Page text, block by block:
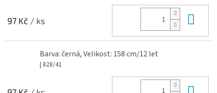
97 Kč / ks
Barva: černá, Velikost: 158 cm/12 let
| 828/41